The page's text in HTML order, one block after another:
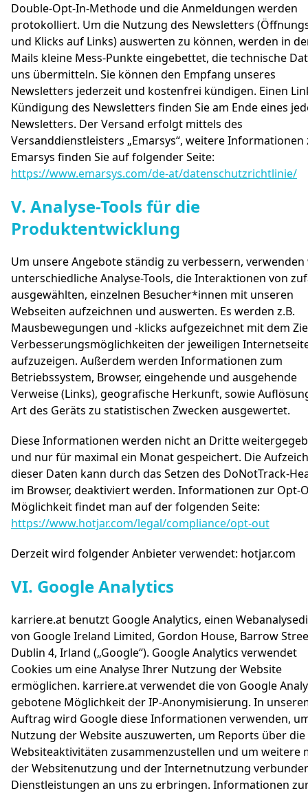
Double-Opt-In-Methode und die Anmeldungen werden
protokolliert. Um die Nutzung des Newsletters
und Klicks auf Links) auswerten zu können, werden in
Mails kleine Mess-Punkte eingebettet, die technische
uns übermitteln. Sie können den Empfang unseres
Newsletters jederzeit und kostenfrei kündigen. Einen
Kündigung des Newsletters finden Sie am Ende eines
Newsletters. Der Versand erfolgt mittels des
Versanddienstleisters „Emarsys“, weitere Informationen
Emarsys finden Sie auf folgender Seite:
https://www.emarsys.com/de-at/datenschutzrichtlinie/
V. Analyse-Tools für die
Produktentwicklung
Um unsere Angebote ständig zu verbessern,
unterschiedliche Analyse-Tools, die Interaktionen von
ausgewählten, einzelnen Besucher*innen mit unseren
Webseiten aufzeichnen und auswerten. Es werden z.B.
Mausbewegungen und -klicks aufgezeichnet mit dem
Verbesserungsmöglichkeiten der jeweiligen
aufzuzeigen. Außerdem werden Informationen zum
Betriebssystem, Browser, eingehende und ausgehende
Verweise (Links), geografische Herkunft, sowie
Art des Geräts zu statistischen Zwecken ausgewertet.
Diese Informationen werden nicht an Dritte
und nur für maximal ein Monat gespeichert. Die
dieser Daten kann durch das Setzen des DoNotTrack-
im Browser, deaktiviert werden. Informationen zur Opt-
Möglichkeit findet man auf der folgenden Seite:
https://www.hotjar.com/legal/compliance/opt-out
Derzeit wird folgender Anbieter verwendet: hotjar.com
VI. Google Analytics
karriere.at benutzt Google Analytics, einen
von Google Ireland Limited, Gordon House, Barrow
Dublin 4, Irland („Google“). Google Analytics verwendet
Cookies um eine Analyse Ihrer Nutzung der Website
ermöglichen. karriere.at verwendet die von Google
gebotene Möglichkeit der IP-Anonymisierung. In
Auftrag wird Google diese Informationen verwenden,
Nutzung der Website auszuwerten, um Reports über die
Websiteaktivitäten zusammenzustellen und um weitere
der Websitenutzung und der Internetnutzung
Dienstleistungen an uns zu erbringen. Informationen